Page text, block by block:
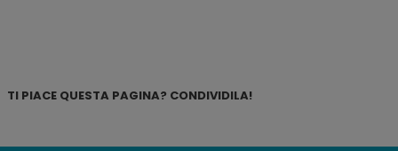
TI PIACE QUESTA PAGINA? CONDIVIDILA!